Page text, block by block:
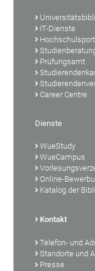
IT-Dienste
Hochschulsport
Prüfungsamt
Career Centre
Dienste
WueStudy
WueCampus
Online-
Katalog der
Kontakt
Telefon- und
Standorte und
Presse